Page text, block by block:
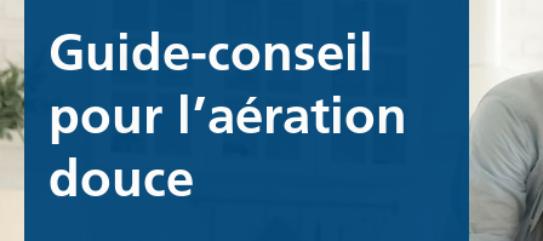
Guide-conseil
pour l’aération
douce